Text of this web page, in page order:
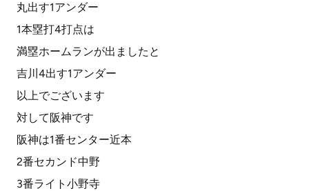
丸出す1アンダー
1本塁打4打点は
満塁ホームランが出ましたと
吉川4出す1アンダー
以上でございます
対して阪神です
阪神は1番センター近本
2番セカンド中野
3番ライト小野寺